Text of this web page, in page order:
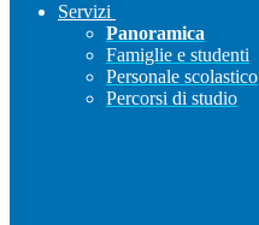
Servizi
Panoramica
Famiglie e studenti
Personale scolastico
Percorsi di studio